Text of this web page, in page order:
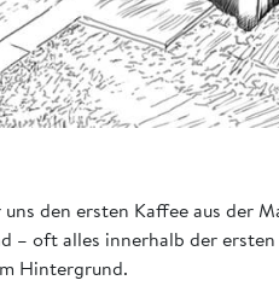
den ersten Kaffee aus der
oft alles innerhalb der
Hintergrund.